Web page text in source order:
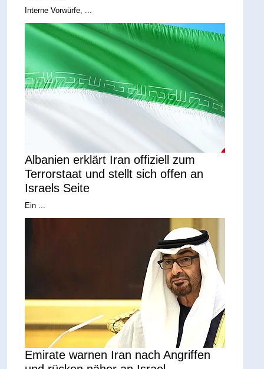
Interne Vorwürfe, ...
Albanien erklärt Iran offiziell zum
Terrorstaat und stellt sich offen an
Israels Seite
Ein ...
Emirate warnen Iran nach Angriffen